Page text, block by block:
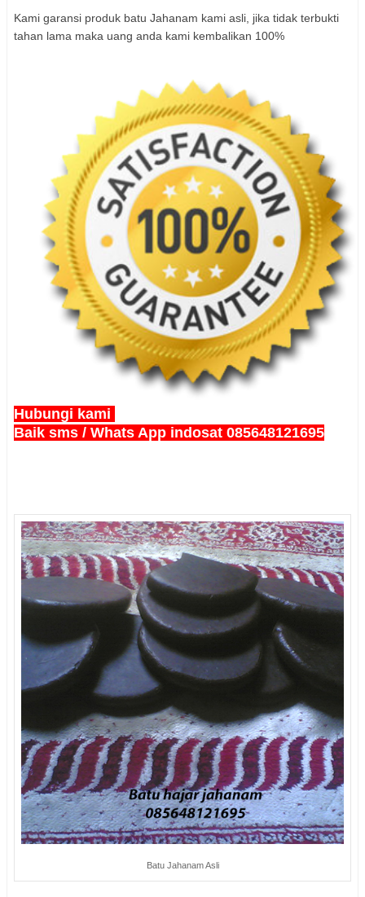
Kami garansi produk batu Jahanam kami asli, jika tidak terbukti
tahan lama maka uang anda kami kembalikan 100%
Hubungi kami
Baik sms / Whats App indosat 085648121695
Batu Jahanam Asli